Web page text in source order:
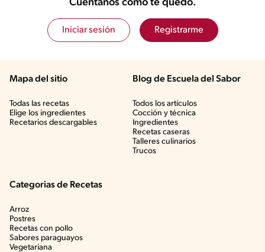
Cuéntanos cómo te quedó.
Iniciar sesión Registrarme
Mapa del sitio
Todas las recetas
Elige los ingredientes
Recetarios descargables
Blog de Escuela del Sabor
Todos los artículos
Cocción y técnica
Ingredientes
Recetas caseras
Talleres culinarios
Trucos
Categorias de Recetas
Arroz
Postres
Recetas con pollo
Sabores paraguayos
Vegetariana